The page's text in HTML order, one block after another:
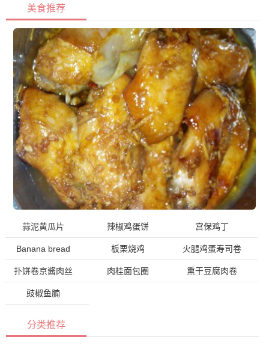
美食推荐
蒜泥黄瓜片 辣椒鸡蛋饼 宫保鸡丁
Banana bread 板栗烧鸡 火腿鸡蛋寿司卷
扑饼卷京酱肉丝 肉桂面包圈 熏干豆腐肉卷
豉椒鱼腩
分类推荐